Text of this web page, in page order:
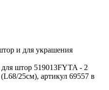
и для украшения
штор 519013FYTA - 2
25см), артикул 69557 в